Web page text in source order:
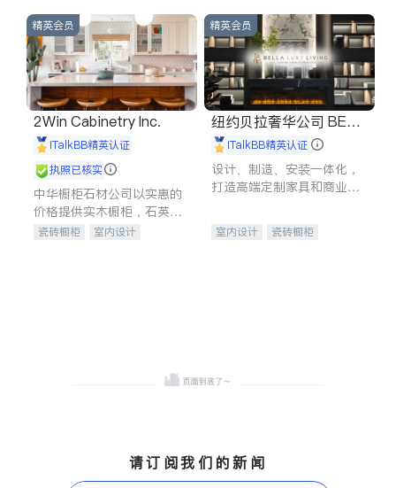
精英会员
2Win Cabinetry Inc.
iTalkBB精英认证
执照已核实
中华橱柜石材公司以实惠的
价格提供实木橱柜，石英石
台面，多种优质不锈钢水
瓷砖橱柜
室内设计
精英会员
纽约贝拉奢华公司 BELL
A LUXE
iTalkBB精英认证
设计、制造、安装一体化，
打造高端定制家具和商业空
室内设计
瓷砖橱柜
请订阅我们的新闻